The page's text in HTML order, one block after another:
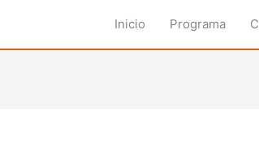
Inicio Programa